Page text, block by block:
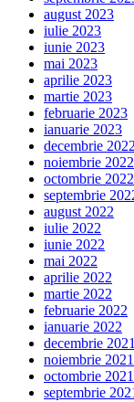
august 2023
iulie 2023
iunie 2023
mai 2023
aprilie 2023
martie 2023
februarie 2023
ianuarie 2023
decembrie 2022
noiembrie 2022
octombrie 2022
septembrie
august 2022
iulie 2022
iunie 2022
mai 2022
aprilie 2022
martie 2022
februarie 2022
ianuarie 2022
decembrie 2021
noiembrie 2021
octombrie 2021
septembrie